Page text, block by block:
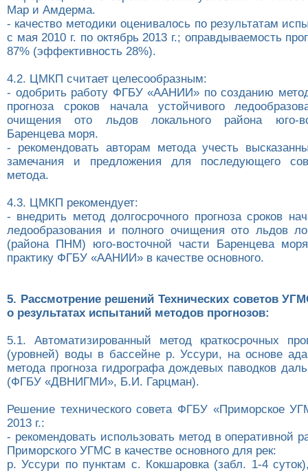
Мар и Амдерма.
- качество методики оценивалось по результатам
с мая 2010 г. по октябрь 2013 г.; оправдываемость
87% (эффективность 28%).
4.2. ЦМКП считает целесообразным:
- одобрить работу ФГБУ «ААНИИ» по созданию
прогноза сроков начала устойчивого
очищения ото льдов локального района юго-
Баренцева моря.
- рекомендовать авторам метода учесть
замечания и предложения для последующего
метода.
4.3. ЦМКП рекомендует:
- внедрить метод долгосрочного прогноза сроков
ледообразования и полного очищения ото льдов
(района ПНМ) юго-восточной части Баренцева
практику ФГБУ «ААНИИ» в качестве основного.
5. Рассмотрение решений Технических советов
о результатах испытаний методов прогнозов:
5.1. Автоматизированный метод краткосрочных
(уровней) воды в бассейне р. Уссури, на основе
метода прогноза гидрографа дождевых паводков
(ФГБУ «ДВНИГМИ», Б.И. Гарцман).
Решение технического совета ФГБУ «Приморское
2013 г.:
- рекомендовать использовать метод в оперативной
Приморского УГМС в качестве основного для рек:
р. Уссури по пунктам с. Кокшаровка (забл. 1-4